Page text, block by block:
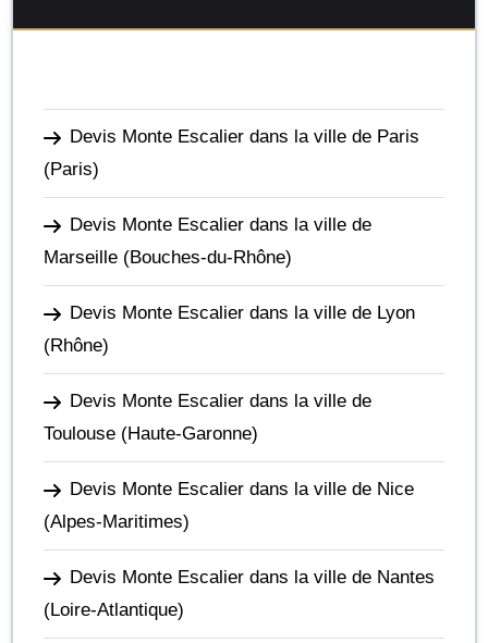
Devis Monte Escalier dans la ville de Paris
(Paris)
Devis Monte Escalier dans la ville de
Marseille (Bouches-du-Rhône)
Devis Monte Escalier dans la ville de Lyon
(Rhône)
Devis Monte Escalier dans la ville de
Toulouse (Haute-Garonne)
Devis Monte Escalier dans la ville de Nice
(Alpes-Maritimes)
Devis Monte Escalier dans la ville de Nantes
(Loire-Atlantique)